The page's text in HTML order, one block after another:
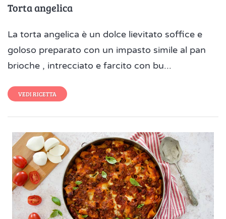
Torta angelica
La torta angelica è un dolce lievitato soffice e
goloso preparato con un impasto simile al pan
brioche , intrecciato e farcito con bu...
VEDI RICETTA